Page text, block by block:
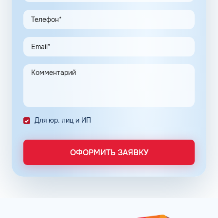
клиентов в рамках данной программы, привлекают
предпринимателей. Заправочные карты для ИП
значительно упрощают выполнение задач в области
транспортной логистики.
Автоматизация процессов транспортной логистики
помогает упростить работу сотрудников, сократить
количество поставленных задач и трудозатрат на их
Снизить расходы на топливо помогает контроль
расходов, который осуществляется в упрощенном
Систематизация и сбор информации в одном месте о
расходах водителей на заправках поможет выявить
недобросовестных сотрудников. Использование средств
компании в собственных интересах легко выявить, если
Для юр. лиц и ИП
ОФОРМИТЬ ЗАЯВКУ